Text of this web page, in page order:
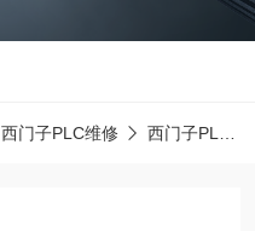
西门子PLC维修 西门子PLC1500维修解密